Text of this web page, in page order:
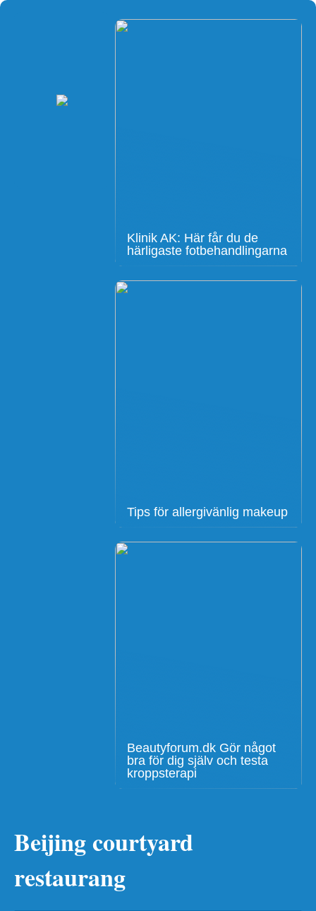
Klinik AK: Här får du de
härligaste fotbehandlingarna
Tips för allergivänlig makeup
Beautyforum.dk Gör något
bra för dig själv och testa
kroppsterapi
Beijing courtyard
restaurang